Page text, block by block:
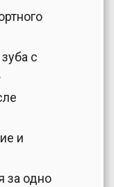
с
и
за одно